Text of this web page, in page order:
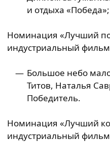
и отдыха «Победа»;
Номинация «Лучший
индустриальный
Большое небо
Титов, Наталья
Победитель.
Номинация «Лучший
индустриальный